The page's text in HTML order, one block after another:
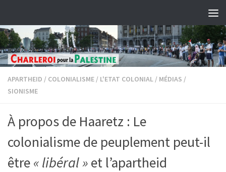
APARTHEID / COLONIALISME / L'ETAT COLONIAL / MÉDIAS /
SIONISME
À propos de Haaretz : Le
colonialisme de peuplement peut-il
être « libéral » et l’apartheid